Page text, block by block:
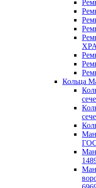
XPA
Кольца